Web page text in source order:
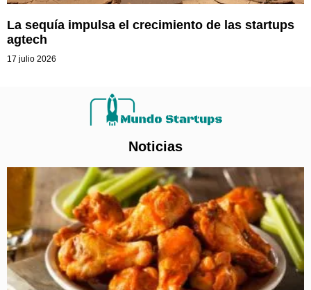
La sequía impulsa el crecimiento de las startups
agtech
17 julio 2026
Noticias